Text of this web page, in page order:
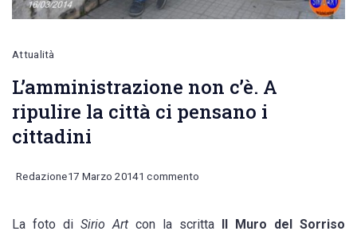
Attualità
L’amministrazione non c’è. A
ripulire la città ci pensano i
cittadini
Redazione17 Marzo 20141 commento
non
La foto di Sirio Art con la scritta Il Muro del Sorriso